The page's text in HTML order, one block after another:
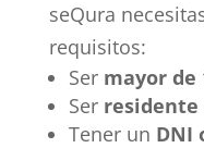
seQura
requisitos:
Ser mayor de
Ser residente
Tener un DNI